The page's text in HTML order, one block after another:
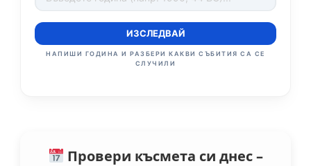
ИЗСЛЕДВАЙ
НАПИШИ ГОДИНА И РАЗБЕРИ КАКВИ СЪБИТИЯ СА СЕ
СЛУЧИЛИ
Провери късмета си днес –